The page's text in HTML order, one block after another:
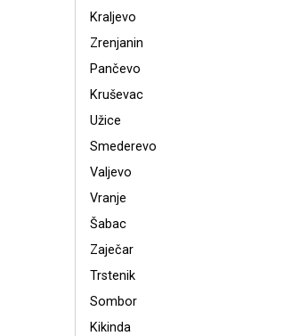
Kraljevo
Zrenjanin
Pančevo
Kruševac
Užice
Smederevo
Valjevo
Vranje
Šabac
Zaječar
Trstenik
Sombor
Kikinda